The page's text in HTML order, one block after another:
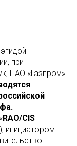
при
ПАО «Газпром»
RAO/CIS
инициатором